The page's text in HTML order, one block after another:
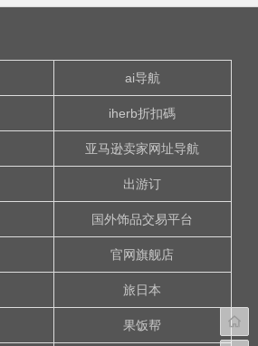
ai导航
iherb折扣碼
亚马逊卖家网址导航
出游订
国外饰品交易平台
官网旗舰店
旅日本
果饭帮